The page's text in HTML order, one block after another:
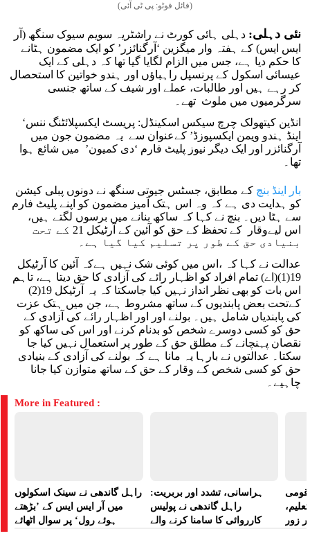
(فائل فوٹو: پی ٹی آئی)
نئی دہلی: دہلی ہائی کورٹ نے راشٹریہ سویم سیوک سنگھ (آر
ایس ایس) کے ہفتہ وار میگزین ‘آرگنائزر’ کو ایک مضمون ہٹانے
کا حکم دیا ہے، جس میں الزام لگایا گیا تھا کہ دہلی کے ایک
عیسائی اسکول کے پرنسپل راہباؤں اور ہندو خواتین کا استحصال
کر رہے ہیں اور طالبات، عملے اور شیف کے ساتھ جنسی
سرگرمیوں میں ملوث تھے۔
‘انڈین کیتھولک چرچ سیکس اسکینڈل: پریسٹ ایکسپلائٹنگ ننس
اینڈ ہندو ویمن ایکسپوزڈ’ کےعنوان سے یہ مضمون جون میں
آرگنائزر اور ایک دیگر نیوز پلیٹ فارم ‘دی کمیون’ میں شائع ہوا
تھا۔
بار اینڈ بنچ کے مطابق، جسٹس جیوتی سنگھ نے دونوں پبلی کیشن
کو ہدایت دی ہے کہ وہ اس ہتک آمیز مضمون کو اپنے پلیٹ فارم
سے ہٹا دیں۔ بنچ نے کہا کہ ساکھ بنانے میں برسوں لگتے ہیں،
اس لیےوقار کے تحفظ کے حق کو آئین کے آرٹیکل 21 کے تحت
بنیادی حق کے طور پر تسلیم کیا گیا ہے۔
عدالت نے کہا کہ ،اس میں کوئی شک نہیں ہےکہ آئین کا آرٹیکل
19(1)(اے) تمام افراد کو اظہار رائے کی آزادی کا حق دیتا ہے، تاہم
اس بات کو بھی نظر انداز نہیں کیا جاسکتا کہ یہ آرٹیکل 19(2)
کےتحت بعض پابندیوں کے ساتھ مشروط ہے، جن میں ہتک عزت
کی پابندیاں شامل ہیں۔ بولنے اور اور اظہار رائے کی آزادی کے
حق کو کسی دوسرے شخص کو بدنام کرنے اور اس کی ساکھ کو
نقصان پہنچانے کے مطلق حق کے طور پر استعمال نہیں کیا جا
سکتا۔ عدالتوں نے بارہا یہ مانا ہے کہ بولنے کی آزادی کے بنیادی
حق کو کسی شخص کے وقار کے حق کے ساتھ متوازن کیا جانا
چاہیے۔
More in Featured :
راہل گاندھی نے سینک اسکولوں
میں آر ایس ایس کے ’بڑھتے
ہوئے رول‘ پر سوال اٹھائے
ہراسانی، تشدد اور بربریت:
راہل گاندھی نے پولیس
کارروائی کا سامنا کرنے والے
قومی
زور